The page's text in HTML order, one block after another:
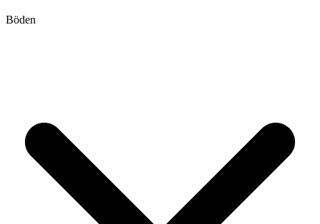
Böden